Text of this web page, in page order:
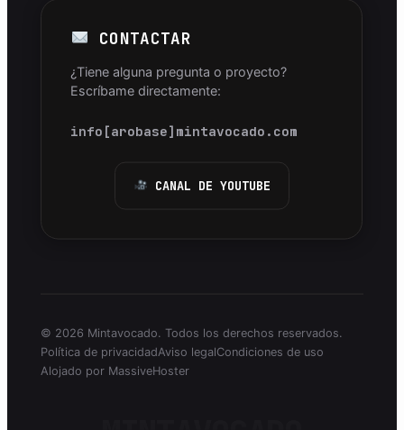
CONTACTAR
¿Tiene alguna pregunta o proyecto?
Escríbame directamente:
info[arobase]mintavocado.com
CANAL DE YOUTUBE
© 2026 Mintavocado. Todos los derechos reservados.
Política de privacidadAviso legalCondiciones de uso
Alojado por MassiveHoster